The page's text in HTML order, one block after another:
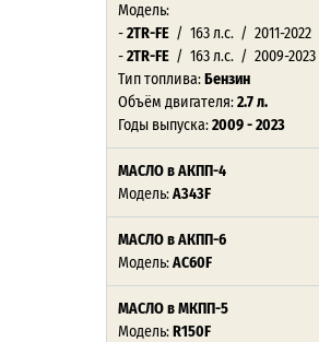
Модель:
-2TR-FE / 163 л.с. / 2011-
-2TR-FE / 163 л.с. / 2009-
Тип топлива:Бензин
Объём двигателя:2.7 л.
Годы выпуска:2009 - 2023
МАСЛО в АКПП-4
Модель:A343F
МАСЛО в АКПП-6
Модель:AC60F
МАСЛО в МКПП-5
Модель:R150F